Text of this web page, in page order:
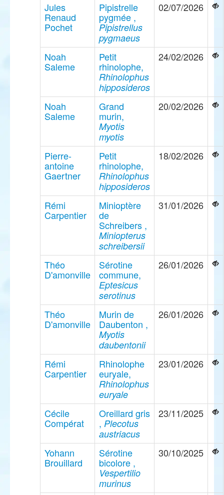
Jules
Renaud
Pochet
Pipistrelle
pygmée ,
Pipistrellus
pygmaeus
02/07/2026
Noah
Saleme
Petit
rhinolophe,
Rhinolophus
hipposideros
24/02/2026
Noah
Saleme
Grand
murin,
Myotis
myotis
20/02/2026
Pierre-
antoine
Gaertner
Petit
rhinolophe,
Rhinolophus
hipposideros
18/02/2026
Rémi
Carpentier
Minioptère
de
Schreibers ,
Miniopterus
schreibersii
31/01/2026
Théo
D'amonville
Sérotine
commune,
Eptesicus
serotinus
26/01/2026
Théo
D'amonville
Murin de
Daubenton ,
Myotis
daubentonii
26/01/2026
Rémi
Carpentier
Rhinolophe
euryale,
Rhinolophus
euryale
23/01/2026
Cécile
Compérat
Oreillard gris
, Plecotus
austriacus
23/11/2025
Yohann
Brouillard
Sérotine
bicolore ,
Vespertilio
murinus
30/10/2025